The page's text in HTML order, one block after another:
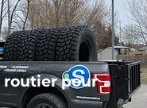
routier pour